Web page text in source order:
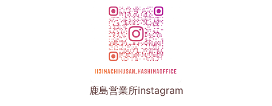
鹿島営業所instagram